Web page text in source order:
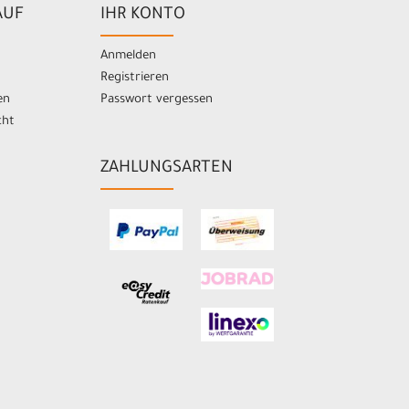
IHR KONTO
Anmelden
Registrieren
Passwort vergessen
ZAHLUNGSARTEN